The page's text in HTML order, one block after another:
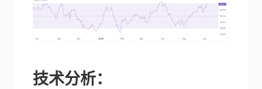
技术分析：